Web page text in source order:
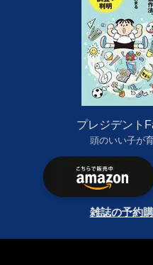
プレジデント
頭のいい子が
雑誌の予約